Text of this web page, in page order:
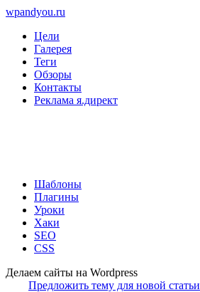
wpandyou.ru
Цели
Галерея
Теги
Обзоры
Контакты
Реклама я.директ
Шаблоны
Плагины
Уроки
Хаки
SEO
CSS
Делаем сайты на Wordpress
Предложить тему для новой статьи